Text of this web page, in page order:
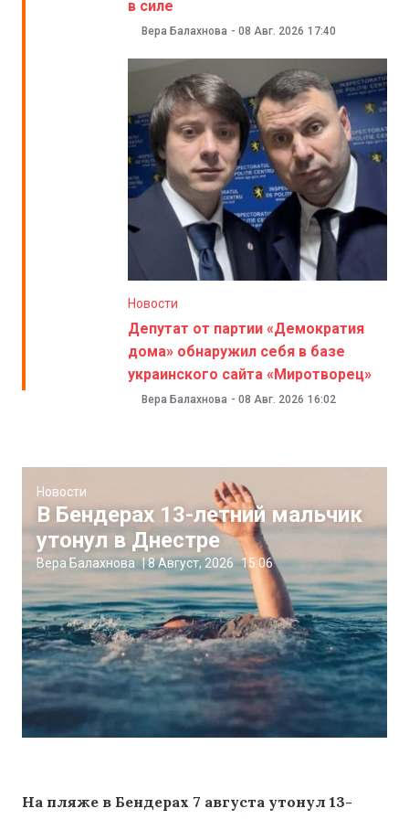
в силе
Вера Балахнова - 08 Авг. 2026 17:40
Новости
Депутат от партии «Демократия
дома» обнаружил себя в базе
украинского сайта «Миротворец»
Вера Балахнова - 08 Авг. 2026 16:02
Новости
В Бендерах 13-летний мальчик
утонул в Днестре
Вера Балахнова |8 Август, 2026 15:06
На пляже в Бендерах 7 августа утонул 13-